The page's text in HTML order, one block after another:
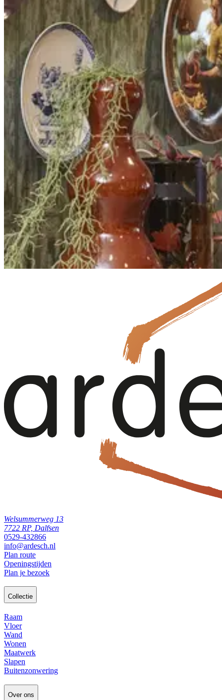
Welsummerweg 13
7722 RP, Dalfsen
0529-432866
info@ardesch.nl
Plan route
Openingstijden
Plan je bezoek
Collectie
Raam
Vloer
Wand
Wonen
Maatwerk
Slapen
Buitenzonwering
Over ons